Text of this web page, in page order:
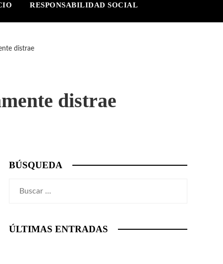
RESPONSABILIDAD SOCIAL
distrae
distrae
BÚSQUEDA
ÚLTIMAS ENTRADAS